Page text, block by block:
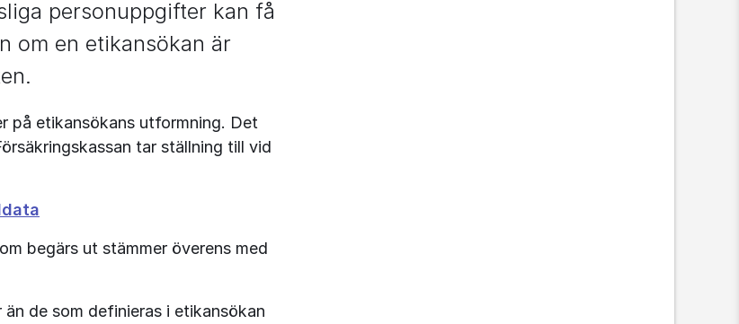
personuppgifter kan få
om en etikansökan är
på etikansökans utformning. Det
tar ställning till vid
begärs ut stämmer överens med
de som definieras i etikansökan